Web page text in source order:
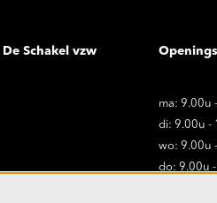
Schakel vzw
ma: 9.00u
di: 9.00u -
wo: 9.00u
do: 9.00u